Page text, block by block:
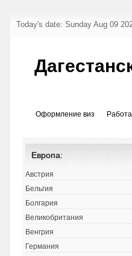
Today's date: Sunday Aug 09
Оформление виз
Европа:
Австрия
Бельгия
Болгария
Великобритания
Венгрия
Германия